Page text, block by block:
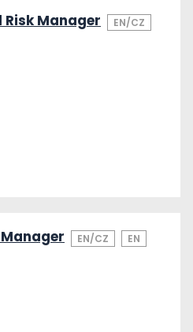
Risk Manager
EN/CZ
Manager EN/CZ EN